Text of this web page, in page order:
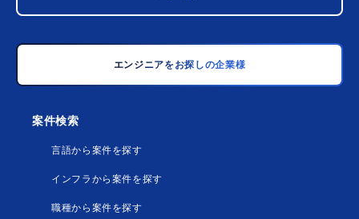
エンジニアをお探しの企業様
案件検索
言語から案件を探す
インフラから案件を探す
職種から案件を探す